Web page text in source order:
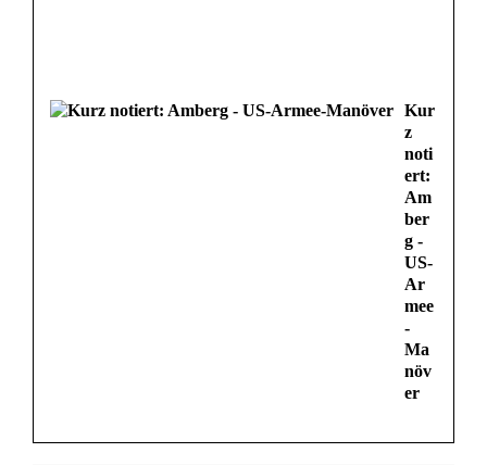
Kur
z
noti
ert:
Am
ber
g -
US-
Ar
mee
-
Ma
növ
er